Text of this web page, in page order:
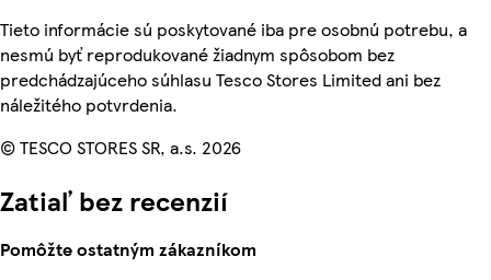
Tieto informácie sú poskytované iba pre osobnú potrebu, a
nesmú byť reprodukované žiadnym spôsobom bez
predchádzajúceho súhlasu Tesco Stores Limited ani bez
náležitého potvrdenia.
© TESCO STORES SR, a.s. 2026
Zatiaľ bez recenzií
Pomôžte ostatným zákazníkom